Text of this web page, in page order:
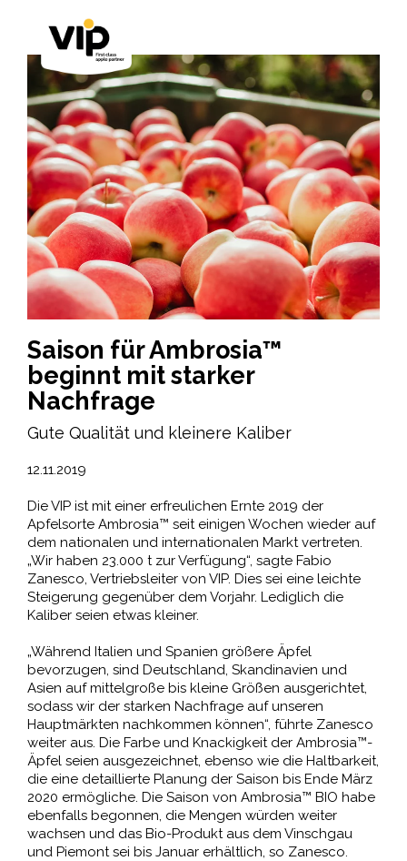
Saison für Ambrosia™
beginnt mit starker
Nachfrage
Gute Qualität und kleinere Kaliber
12.11.2019
Die VIP ist mit einer erfreulichen Ernte 2019 der
Apfelsorte Ambrosia™ seit einigen Wochen wieder auf
dem nationalen und internationalen Markt vertreten.
„Wir haben 23.000 t zur Verfügung“, sagte Fabio
Zanesco, Vertriebsleiter von VIP. Dies sei eine leichte
Steigerung gegenüber dem Vorjahr. Lediglich die
Kaliber seien etwas kleiner.
„Während Italien und Spanien größere Äpfel
bevorzugen, sind Deutschland, Skandinavien und
Asien auf mittelgroße bis kleine Größen ausgerichtet,
sodass wir der starken Nachfrage auf unseren
Hauptmärkten nachkommen können“, führte Zanesco
weiter aus. Die Farbe und Knackigkeit der Ambrosia™-
Äpfel seien ausgezeichnet, ebenso wie die Haltbarkeit,
die eine detaillierte Planung der Saison bis Ende März
2020 ermögliche. Die Saison von Ambrosia™ BIO habe
ebenfalls begonnen, die Mengen würden weiter
wachsen und das Bio-Produkt aus dem Vinschgau
und Piemont sei bis Januar erhältlich, so Zanesco.